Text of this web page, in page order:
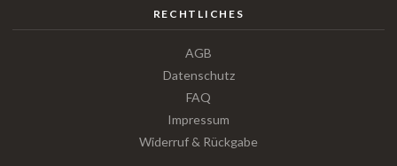
RECHTLICHES
AGB
Datenschutz
FAQ
Impressum
Widerruf & Rückgabe